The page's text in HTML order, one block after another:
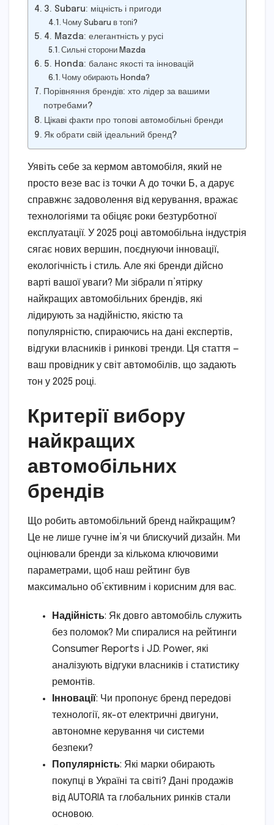
3. Subaru: міцність і пригоди
Чому Subaru в топі?
4. Mazda: елегантність у русі
Сильні сторони Mazda
5. Honda: баланс якості та інновацій
Чому обирають Honda?
Порівняння брендів: хто лідер за вашими
потребами?
Цікаві факти про топові автомобільні бренди
Як обрати свій ідеальний бренд?
Уявіть себе за кермом автомобіля, який не
просто везе вас із точки А до точки Б, а дарує
справжнє задоволення від керування, вражає
технологіями та обіцяє роки безтурботної
експлуатації. У 2025 році автомобільна індустрія
сягає нових вершин, поєднуючи інновації,
екологічність і стиль. Але які бренди дійсно
варті вашої уваги? Ми зібрали п’ятірку
найкращих автомобільних брендів, які
лідирують за надійністю, якістю та
популярністю, спираючись на дані експертів,
відгуки власників і ринкові тренди. Ця стаття —
ваш провідник у світ автомобілів, що задають
тон у 2025 році.
Критерії вибору
найкращих
автомобільних
брендів
Що робить автомобільний бренд найкращим?
Це не лише гучне ім’я чи блискучий дизайн. Ми
оцінювали бренди за кількома ключовими
параметрами, щоб наш рейтинг був
максимально об’єктивним і корисним для вас.
Надійність: Як довго автомобіль служить
без поломок? Ми спиралися на рейтинги
Consumer Reports і J.D. Power, які
аналізують відгуки власників і статистику
ремонтів.
Інновації: Чи пропонує бренд передові
технології, як-от електричні двигуни,
автономне керування чи системи
безпеки?
Популярність: Які марки обирають
покупці в Україні та світі? Дані продажів
від AUTO.RIA та глобальних ринків стали
основою.